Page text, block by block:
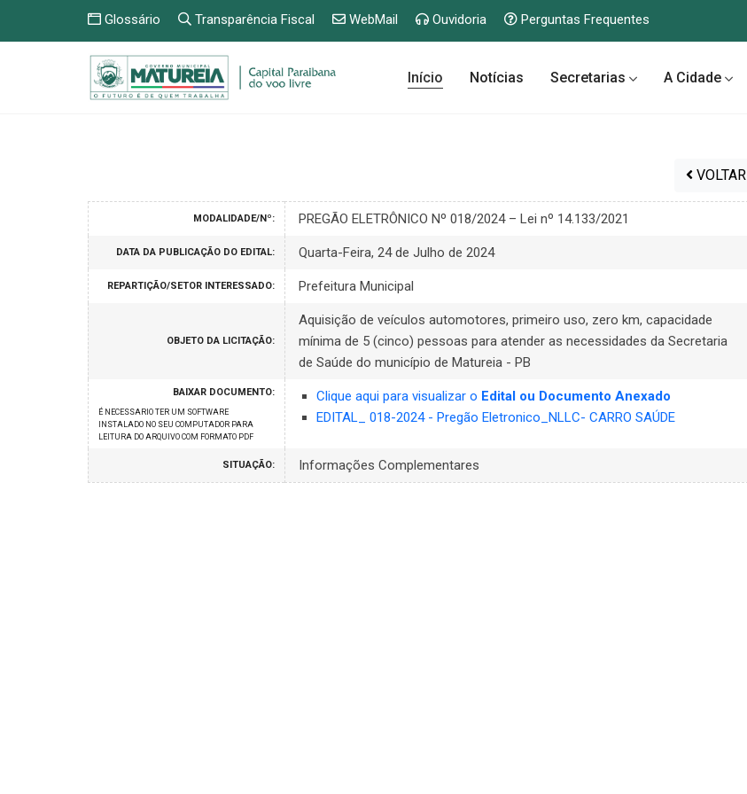
Glossário Transparência Fiscal WebMail Ouvidoria Perguntas Frequentes
Início Notícias Secretarias A Cidade
VOLTAR
MODALIDADE/Nº: PREGÃO ELETRÔNICO Nº 018/2024 – Lei nº 14.133/2021
DATA DA PUBLICAÇÃO DO EDITAL: Quarta-Feira, 24 de Julho de 2024
REPARTIÇÃO/SETOR INTERESSADO: Prefeitura Municipal
OBJETO DA LICITAÇÃO:
Aquisição de veículos automotores, primeiro uso, zero km, capacidade
mínima de 5 (cinco) pessoas para atender as necessidades da Secretaria
de Saúde do município de Matureia - PB
BAIXAR DOCUMENTO:
É NECESSARIO TER UM SOFTWARE
INSTALADO NO SEU COMPUTADOR PARA
LEITURA DO ARQUIVO COM FORMATO PDF
Clique aqui para visualizar o Edital ou Documento Anexado
EDITAL_ 018-2024 - Pregão Eletronico_NLLC- CARRO SAÚDE
SITUAÇÃO: Informações Complementares